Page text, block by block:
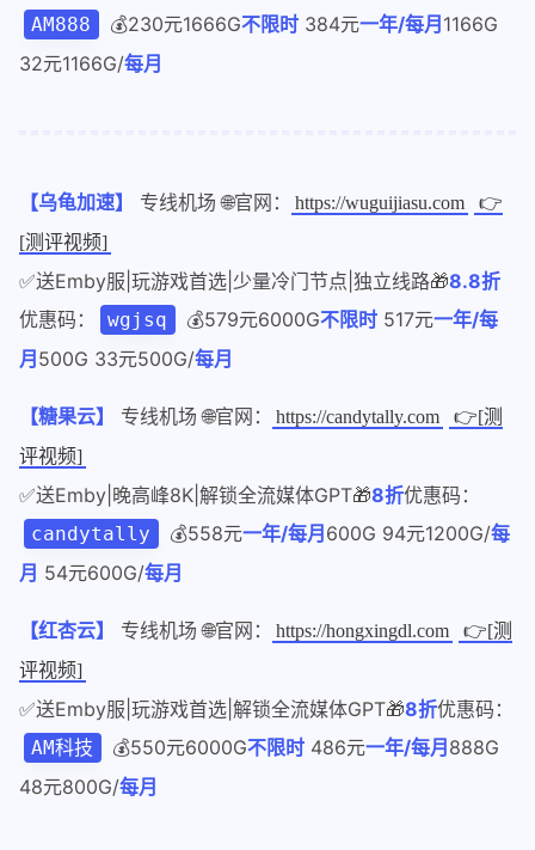
AM888 💰230元1666G不限时384元一年/每月 1166G
32元1166G/每月
【乌龟加速】 专线机场 🌐官网： https://wuguijiasu.com
👉
[测评视频]
✅送Emby服|玩游戏首选|少量冷门节点|独立线路🎁8.8折
优惠码：
wgjsq 💰579元6000G不限时517元一年/每
月 500G 33元500G/每月
【糖果云】 专线机场 🌐官网： https://candytally.com
👉[测
评视频]
✅送Emby|晚高峰8K|解锁全流媒体GPT🎁8折优惠码：
candytally 💰558元一年/每月 600G 94元1200G/每
月 54元600G/每月
【红杏云】 专线机场 🌐官网： https://hongxingdl.com
👉[测
评视频]
✅送Emby服|玩游戏首选|解锁全流媒体GPT🎁8折优惠码：
AM科技 💰550元6000G不限时486元一年/每月 888G
48元800G/每月